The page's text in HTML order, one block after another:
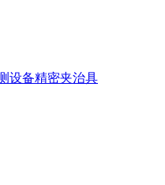
设备精密夹治具